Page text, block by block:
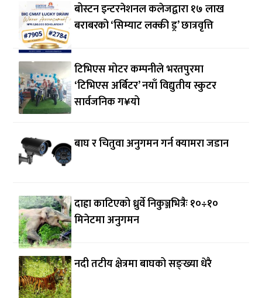
बोस्टन इन्टरनेशनल कलेजद्वारा १७ लाख
बराबरको ‘सिम्याट लक्की ड्र’ छात्रवृत्ति
टिभिएस मोटर कम्पनीले भरतपुरमा
‘टिभिएस अर्बिटर’ नयाँ विद्युतीय स्कुटर
सार्वजनिक ग¥यो
बाघ र चितुवा अनुगमन गर्न क्यामरा जडान
दाह्रा काटिएको ध्रुर्वे निकुञ्जभित्रैः १०÷१०
मिनेटमा अनुगमन
नदी तटीय क्षेत्रमा बाघको सङ्ख्या धेरै